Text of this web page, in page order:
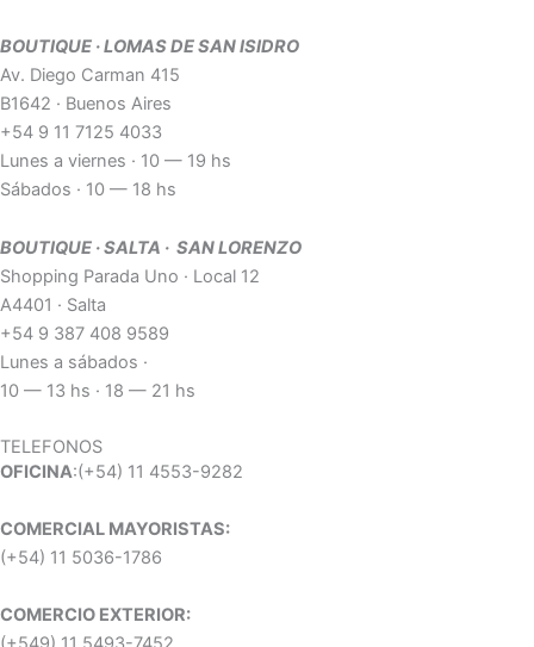
BOUTIQUE · LOMAS DE SAN ISIDRO
Av. Diego Carman 415
B1642 · Buenos Aires
+54 9 11 7125 4033
Lunes a viernes · 10 — 19 hs
Sábados · 10 — 18 hs
BOUTIQUE · SALTA · SAN LORENZO
Shopping Parada Uno · Local 12
A4401 · Salta
+54 9 387 408 9589
Lunes a sábados ·
10 — 13 hs · 18 — 21 hs
TELEFONOS
OFICINA:(+54) 11 4553-9282
COMERCIAL MAYORISTAS:
(+54) 11 5036-1786
COMERCIO EXTERIOR: